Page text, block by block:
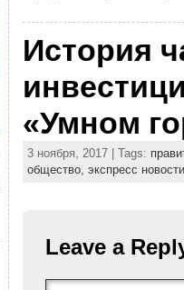
История
«Умном
3 ноября, 2017 | Tags:
общество, экспресс новости
Leave a